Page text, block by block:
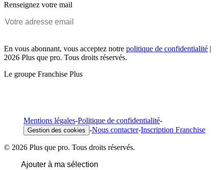
Renseignez votre mail
En vous abonnant, vous acceptez notre politique de confidentialité |
2026 Plus que pro. Tous droits réservés.
Le groupe Franchise Plus
Mentions légales-Politique de confidentialité-
Gestion des cookies -Nous contacter-Inscription Franchise
© 2026 Plus que pro. Tous droits réservés.
Ajouter à ma sélection